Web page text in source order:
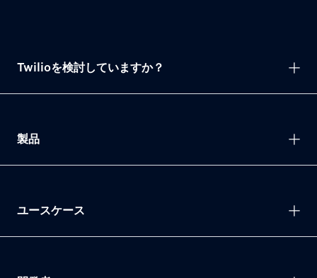
Twilioを検討していますか？
製品
ユースケース